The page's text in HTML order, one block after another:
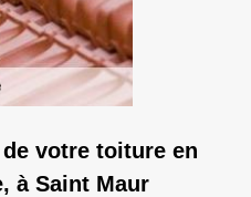
votre toiture en
à Saint Maur